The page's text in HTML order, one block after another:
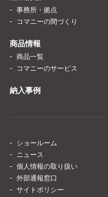
事務所・拠点
コマニーの間づくり
商品情報
商品一覧
コマニーのサービス
納入事例
ショールーム
ニュース
個人情報の取り扱い
外部通報窓口
サイトポリシー